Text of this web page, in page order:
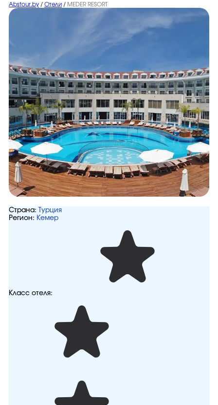
Abstour.by / Отели / MEDER RESORT
Страна:
Турция
Регион: Кемер
Класс отеля: